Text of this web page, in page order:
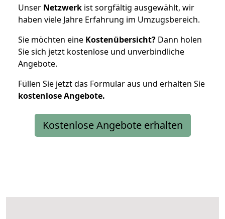
Unser Netzwerk ist sorgfältig ausgewählt, wir
haben viele Jahre Erfahrung im Umzugsbereich.
Sie möchten eine Kostenübersicht? Dann holen
Sie sich jetzt kostenlose und unverbindliche
Angebote.
Füllen Sie jetzt das Formular aus und erhalten Sie
kostenloseAngebote.
Kostenlose Angebote erhalten